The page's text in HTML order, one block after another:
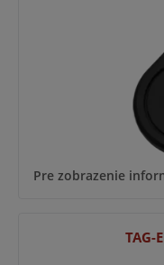
Pre zobrazenie
TAG-